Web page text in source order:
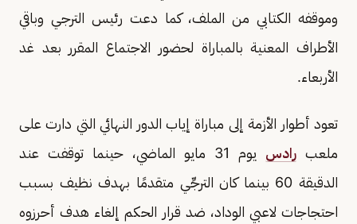
وموقفه الكتابي من الملف، كما دعت رئيس الترجي وباقي
الأطراف المعنية بالمباراة لحضور الاجتماع المقرر بعد غد
الأربعاء.
تعود أطوار الأزمة إلى مباراة إياب الدور النهائي التي دارت على
ملعب رادس
يوم 31 مايو الماضي، حينما توقفت عند
الدقيقة 60 بينما كان الترجِّي متقدمًا بهدف نظيف بسبب
احتجاجات لاعبي الوداد، ضد قرار الحكم إلغاء هدف أحرزوه